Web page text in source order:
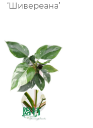
‘Шивереана’